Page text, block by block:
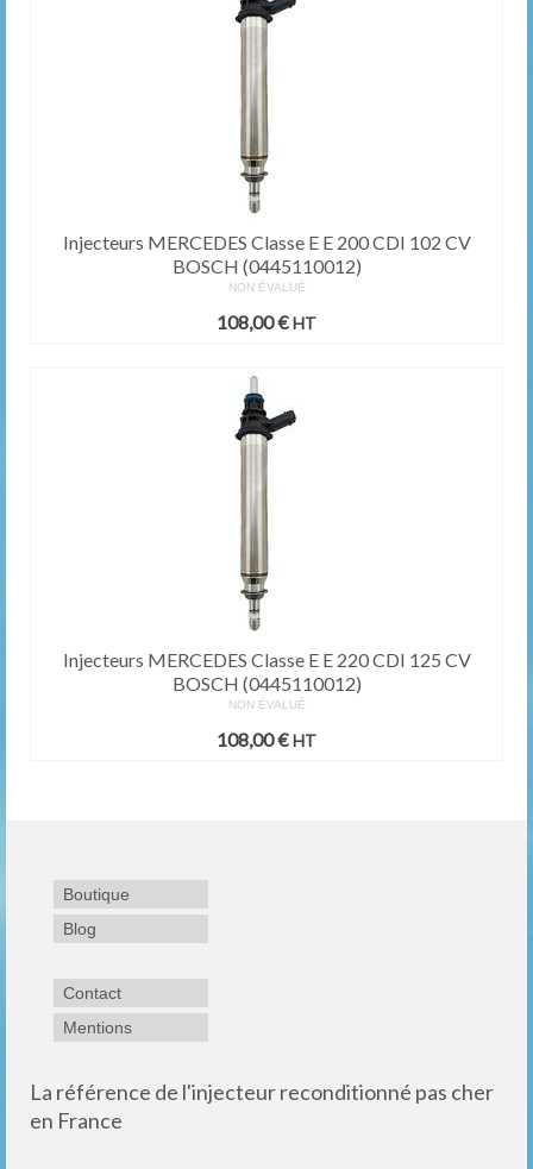
Injecteurs MERCEDES Classe E E 200 CDI 102 CV
BOSCH (0445110012)
NON ÉVALUÉ
108,00€ HT
Injecteurs MERCEDES Classe E E 220 CDI 125 CV
BOSCH (0445110012)
NON ÉVALUÉ
108,00€ HT
Boutique
Blog
Contact
Mentions
La référence de l'injecteur reconditionné pas cher
en France